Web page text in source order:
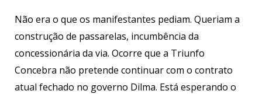
Não era o que os manifestantes pediam. Queriam a
construção de passarelas, incumbência da
concessionária da via. Ocorre que a Triunfo
Concebra não pretende continuar com o contrato
atual fechado no governo Dilma. Está esperando o